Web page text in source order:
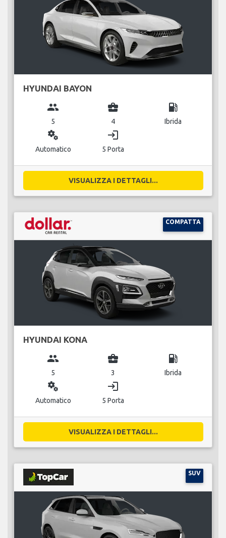
HYUNDAI BAYON
group
5
business_center
4
local_gas_station
Ibrida
miscellaneous_services
Automatico
login
5 Porta
VISUALIZZA I DETTAGLI...
COMPATTA
HYUNDAI KONA
group
5
business_center
3
local_gas_station
Ibrida
miscellaneous_services
Automatico
login
5 Porta
VISUALIZZA I DETTAGLI...
SUV